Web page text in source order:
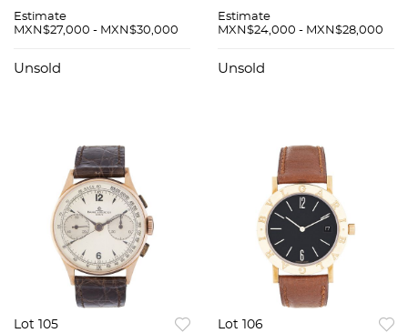
manual.
Estimate
MXN$27,000 - MXN$30,000
Unsold
Movimiento: manual.
Estimate
MXN$24,000 - MXN$28,000
Unsold
Lot 105 Lot 106